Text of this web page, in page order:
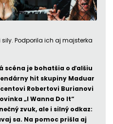
Podporila ich aj majsterka
scéna je bohatšia o ďalšiu
hit skupiny Maduar
Robertovi Burianovi
„I Wanna Do It“
zvuk, ale i silný odkaz:
sa. Na pomoc prišla aj